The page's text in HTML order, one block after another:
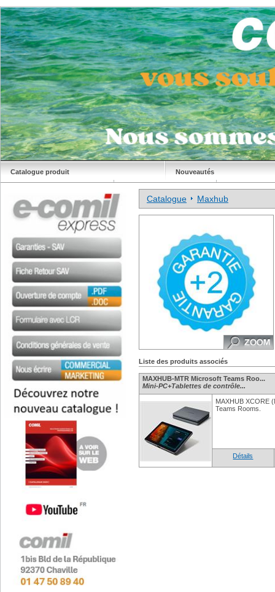
Catalogue produit Nouveautés
Site Comil
Catalogue Maxhub
Liste des produits associés
MAXHUB-MTR Microsoft Teams Roo...
Mini-PC+Tablettes de contrôle...
MAXHUB XCORE
Teams Rooms.
Détails